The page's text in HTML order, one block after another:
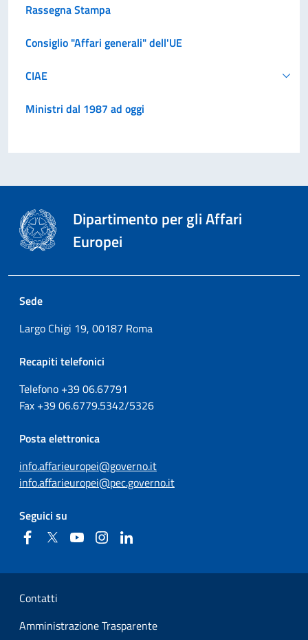
Rassegna Stampa
Consiglio "Affari generali" dell'UE
CIAE
Ministri dal 1987 ad oggi
Dipartimento per gli Affari
Europei
Sede
Largo Chigi 19, 00187 Roma
Recapiti telefonici
Telefono +3906.67791
Fax +3906.6779.5342/5326
Posta elettronica
info.affarieuropei@governo.it
info.affarieuropei@pec.governo.it
Seguici su
FacebookTwitter YouTubeInstagram
Sezione Link Utili
Contatti
Amministrazione Trasparente